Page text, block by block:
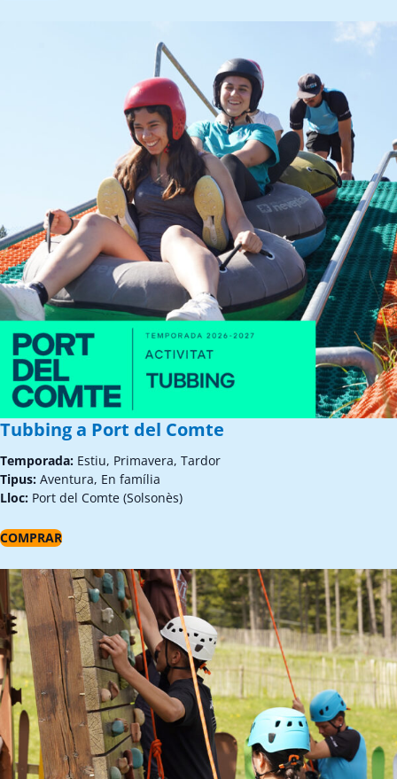
Tubbing a Port del Comte
Temporada: Estiu, Primavera, Tardor
Tipus: Aventura, En família
Lloc: Port del Comte (Solsonès)
COMPRAR